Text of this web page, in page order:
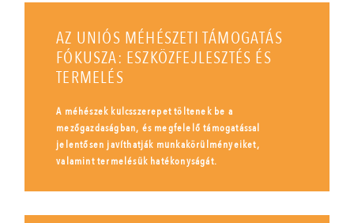
AZ UNIÓS MÉHÉSZETI TÁMOGATÁS
FÓKUSZA: ESZKÖZFEJLESZTÉS ÉS
TERMELÉS
A méhészek kulcsszerepet töltenek be a
mezőgazdaságban, és megfelelő támogatással
jelentősen javíthatják munkakörülményeiket,
valamint termelésük hatékonyságát.